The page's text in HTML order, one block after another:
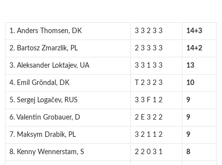
1. Anders Thomsen, DK 3 3 2 3 3 14+3
2. Bartosz Zmarzlik, PL 2 3 3 3 3 14+2
3. Aleksander Loktajev, UA 3 3 1 3 3 13
4. Emil Gröndal, DK T 2 3 2 3 10
5. Sergej Logačev, RUS 3 3 F 1 2 9
6. Valentin Grobauer, D 2 E 3 2 2 9
7. Maksym Drabik, PL 3 2 1 1 2 9
8. Kenny Wennerstam, S 2 2 0 3 1 8